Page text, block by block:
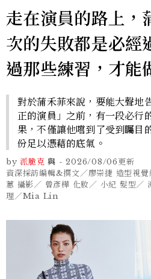
走在演員的路上，
次的失敗都是必經
過那些練習，才能
對於蒲禾菲來說，要能大聲地
正的演員」之前，有一段必行
果，不僅讓他嚐到了受到矚目
份足以憑藉的底氣。
by 派脆克 與 -2026/08/06更新
資深採訪編輯&撰文／廖崇捷 造型視
蕙 攝影／ 曾彥樺 化妝／ 小紀 髮型／
理／Mia Lin